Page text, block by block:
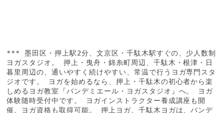
*** 墨田区・押上駅2分、文京区・千駄木駅すぐの、少人数制
ヨガスタジオ。 押上・曳舟・錦糸町周辺、千駄木・根津・日
暮里周辺の、通いやすく続けやすい、常温で行うヨガ専門スタ
ジオです。 ヨガを始めるなら、押上・千駄木の初心者から楽
しめるヨガ教室『バンデミエール・ヨガスタジオ』へ。 ヨガ
体験随時受付中です。 ヨガインストラクター養成講座も開
催、ヨガ資格も取得可能。 押上ヨガ、千駄木ヨガは、バンデ